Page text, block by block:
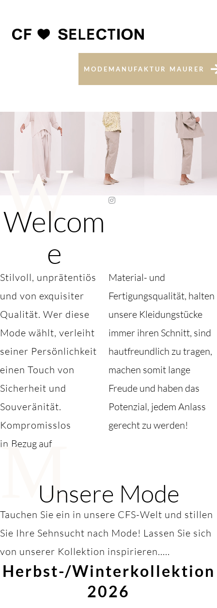
MODEMANUFAKTUR MAURER
W
Welcom
e
Stilvoll, unprätentiös
und von exquisiter
Qualität. Wer diese
Mode wählt, verleiht
seiner Persönlichkeit
einen Touch von
Sicherheit und
Souveränität.
Kompromisslos
in Bezug auf
Material- und
Fertigungsqualität, halten
unsere Kleidungstücke
immer ihren Schnitt, sind
hautfreundlich zu tragen,
machen somit lange
Freude und haben das
Potenzial, jedem Anlass
gerecht zu werden!
MUnsere Mode
Tauchen Sie ein in unsere CFS-Welt und stillen
Sie Ihre Sehnsucht nach Mode! Lassen Sie sich
von unserer Kollektion inspirieren.....
Herbst-/Winterkollektion
2026